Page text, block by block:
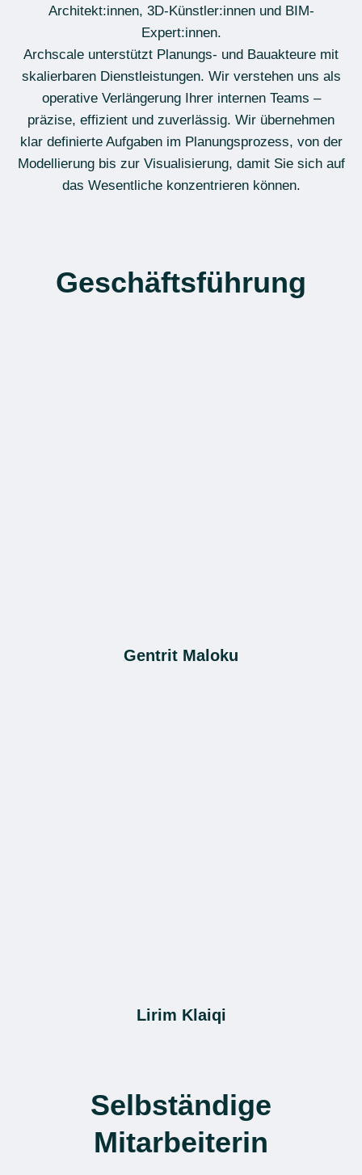
Architekt:innen, 3D-Künstler:innen und BIM-
Expert:innen.
Archscale unterstützt Planungs- und Bauakteure mit
skalierbaren Dienstleistungen. Wir verstehen uns als
operative Verlängerung Ihrer internen Teams –
präzise, effizient und zuverlässig. Wir übernehmen
klar definierte Aufgaben im Planungsprozess, von der
Modellierung bis zur Visualisierung, damit Sie sich auf
das Wesentliche konzentrieren können.
Geschäftsführung
Gentrit Maloku
Lirim Klaiqi
Selbständige
Mitarbeiterin